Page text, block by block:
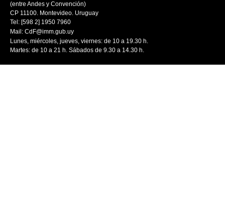
(entre Andes y Convención)
CP 11100. Montevideo. Uruguay
Tel: [598 2] 1950 7960
Mail: CdF@imm.gub.uy
Lunes, miércoles, jueves, viernes: de 10 a 19.30 h.
Martes: de 10 a 21 h. Sábados de 9.30 a 14.30 h.